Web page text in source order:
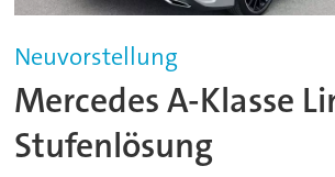
Neuvorstellung
Mercedes A-Klasse
Stufenlösung